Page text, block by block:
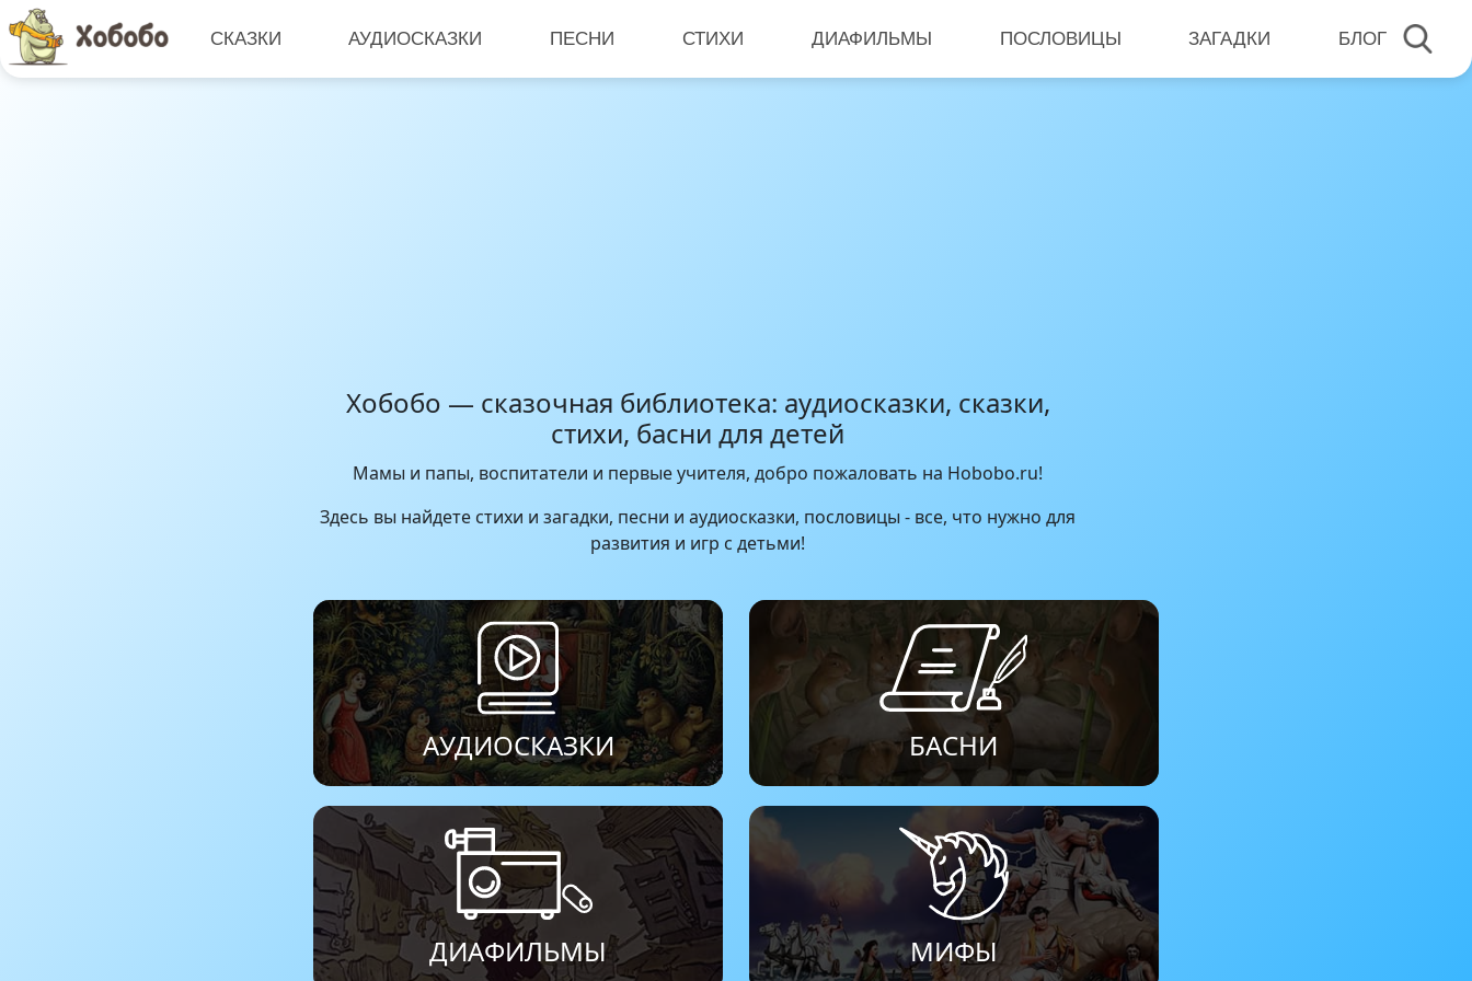
СКАЗКИ АУДИОСКАЗКИ ПЕСНИ СТИХИ ДИАФИЛЬМЫ ПОСЛОВИЦЫ ЗАГАДКИ БЛОГ
Хобобо — сказочная библиотека: аудиосказки, сказки,
стихи, басни для детей
Мамы и папы, воспитатели и первые учителя, добро пожаловать на Hobobo.ru!
Здесь вы найдете стихи и загадки, песни и аудиосказки, пословицы - все, что нужно для
развития и игр с детьми!
АУДИОСКАЗКИ БАСНИ
ДИАФИЛЬМЫ МИФЫ